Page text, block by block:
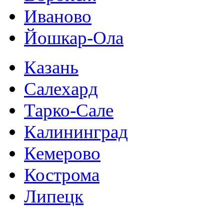
Иваново
Йошкар-Ола
Казань
Салехард
Тарко-Сале
Калининград
Кемерово
Кострома
Липецк